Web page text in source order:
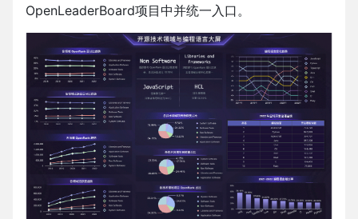
OpenLeaderBoard项目中并统一入口。